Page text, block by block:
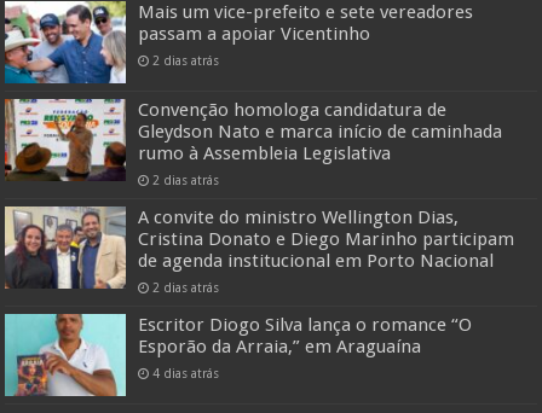
Mais um vice-prefeito e sete vereadores
passam a apoiar Vicentinho
2 dias atrás
Convenção homologa candidatura de
Gleydson Nato e marca início de caminhada
rumo à Assembleia Legislativa
2 dias atrás
A convite do ministro Wellington Dias,
Cristina Donato e Diego Marinho participam
de agenda institucional em Porto Nacional
2 dias atrás
Escritor Diogo Silva lança o romance “O
Esporão da Arraia,” em Araguaína
4 dias atrás